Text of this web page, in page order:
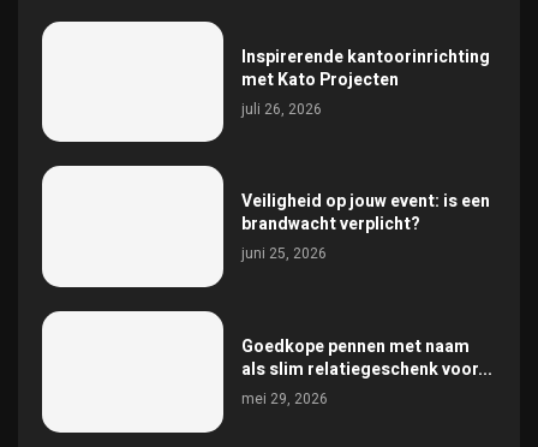
Inspirerende kantoorinrichting
met Kato Projecten
juli 26, 2026
Veiligheid op jouw event: is een
brandwacht verplicht?
juni 25, 2026
Goedkope pennen met naam
als slim relatiegeschenk voor...
mei 29, 2026